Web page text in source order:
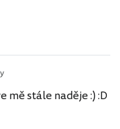
mě stále naděje :) :D